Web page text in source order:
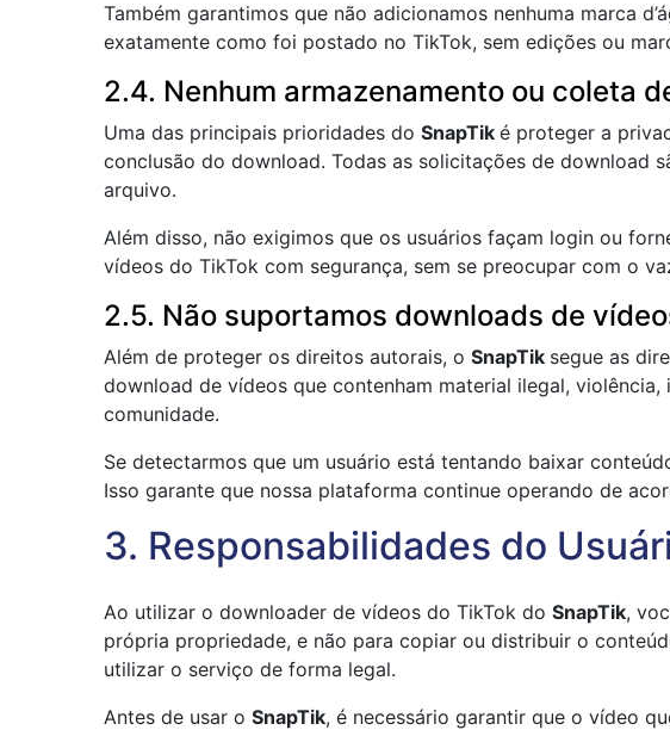
Também garantimos que não adicionamos nenhuma marca
exatamente como foi postado no TikTok, sem edições ou
2.4. Nenhum armazenamento ou coleta
Uma das principais prioridades do SnapTik é proteger a
conclusão do download. Todas as solicitações de download
arquivo.
Além disso, não exigimos que os usuários façam login ou
vídeos do TikTok com segurança, sem se preocupar com o
2.5. Não suportamos downloads de
Além de proteger os direitos autorais, o SnapTik segue as
download de vídeos que contenham material ilegal,
comunidade.
Se detectarmos que um usuário está tentando baixar
Isso garante que nossa plataforma continue operando de
3. Responsabilidades do
Ao utilizar o downloader de vídeos do TikTok do SnapTik,
própria propriedade, e não para copiar ou distribuir o
utilizar o serviço de forma legal.
Antes de usar o SnapTik, é necessário garantir que o vídeo